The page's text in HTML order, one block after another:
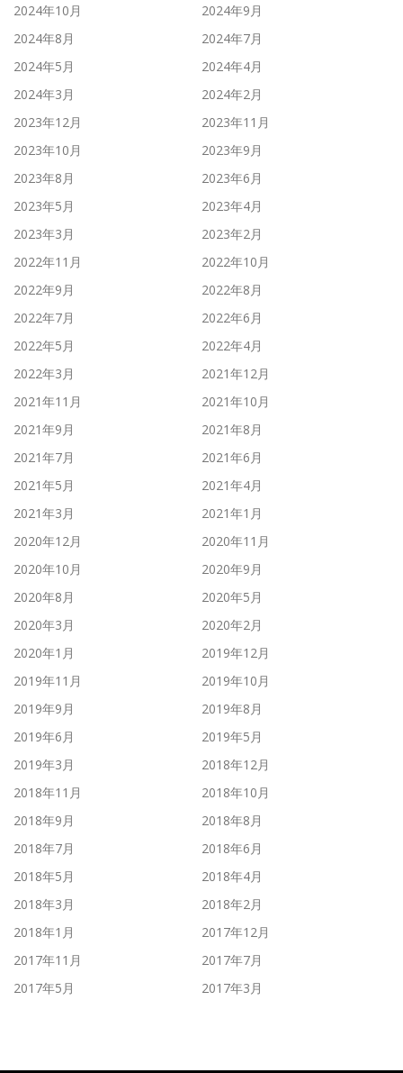
2024年10月
2024年9月
2024年8月
2024年7月
2024年5月
2024年4月
2024年3月
2024年2月
2023年12月
2023年11月
2023年10月
2023年9月
2023年8月
2023年6月
2023年5月
2023年4月
2023年3月
2023年2月
2022年11月
2022年10月
2022年9月
2022年8月
2022年7月
2022年6月
2022年5月
2022年4月
2022年3月
2021年12月
2021年11月
2021年10月
2021年9月
2021年8月
2021年7月
2021年6月
2021年5月
2021年4月
2021年3月
2021年1月
2020年12月
2020年11月
2020年10月
2020年9月
2020年8月
2020年5月
2020年3月
2020年2月
2020年1月
2019年12月
2019年11月
2019年10月
2019年9月
2019年8月
2019年6月
2019年5月
2019年3月
2018年12月
2018年11月
2018年10月
2018年9月
2018年8月
2018年7月
2018年6月
2018年5月
2018年4月
2018年3月
2018年2月
2018年1月
2017年12月
2017年11月
2017年7月
2017年5月
2017年3月